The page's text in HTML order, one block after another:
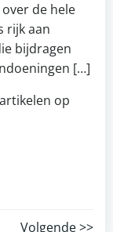
de hele
rijk aan
bijdragen
[…]
op
Volgende >>